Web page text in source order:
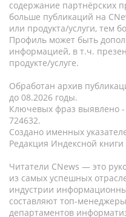
содержание партнёрских
больше публикаций на
или продукта/услуги, тем
Профиль может быть
информацией, в т.ч.
продукте/услуге.
Обработан архив
до 08.2026 годы.
Ключевых фраз выявлено -
724632.
Создано именных
Редакция Индексной книги
Читатели CNews — это
из самых успешных
индустрии
составляют топ-
департаментов